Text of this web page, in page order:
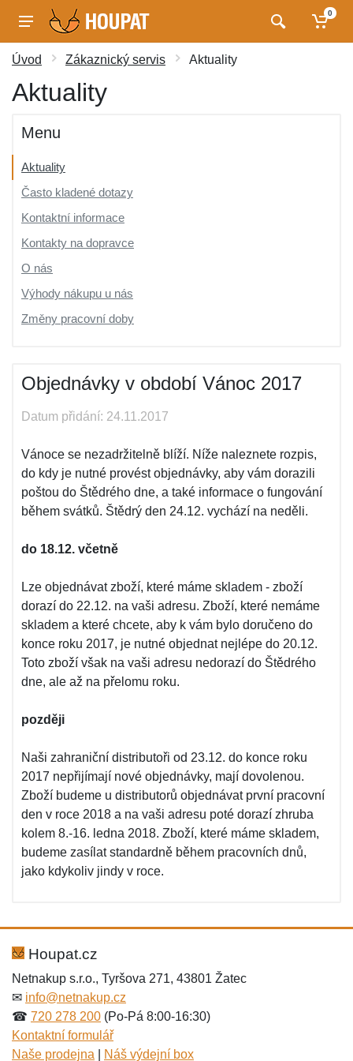
0
Úvod Zákaznický servis Aktuality
Aktuality
Menu
Aktuality
Často kladené dotazy
Kontaktní informace
Kontakty na dopravce
O nás
Výhody nákupu u nás
Změny pracovní doby
Objednávky v období Vánoc 2017
Datum přidání: 24.11.2017
Vánoce se nezadržitelně blíží. Níže naleznete rozpis,
do kdy je nutné provést objednávky, aby vám dorazili
poštou do Štědrého dne, a také informace o fungování
během svátků. Štědrý den 24.12. vychází na neděli.
do 18.12. včetně
Lze objednávat zboží, které máme skladem - zboží
dorazí do 22.12. na vaši adresu. Zboží, které nemáme
skladem a které chcete, aby k vám bylo doručeno do
konce roku 2017, je nutné objednat nejlépe do 20.12.
Toto zboží však na vaši adresu nedorazí do Štědrého
dne, ale až na přelomu roku.
později
Naši zahraniční distributoři od 23.12. do konce roku
2017 nepřijímají nové objednávky, mají dovolenou.
Zboží budeme u distributorů objednávat první pracovní
den v roce 2018 a na vaši adresu poté dorazí zhruba
kolem 8.-16. ledna 2018. Zboží, které máme skladem,
budeme zasílat standardně během pracovních dnů,
jako kdykoliv jindy v roce.
Houpat.cz
Netnakup s.r.o., Tyršova 271, 43801 Žatec
✉ info@netnakup.cz
☎ 720 278 200 (Po-Pá 8:00-16:30)
Kontaktní formulář
Naše prodejna
Náš výdejní box